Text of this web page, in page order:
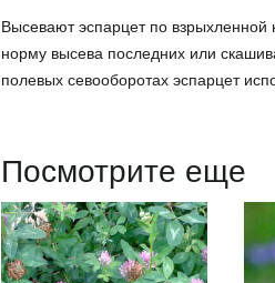
Высевают эспарцет по взрыхленной
норму высева последних или
полевых севооборотах эспарцет
Посмотрите еще